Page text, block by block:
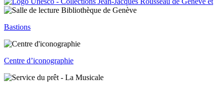
Bastions
Centre d’iconographie